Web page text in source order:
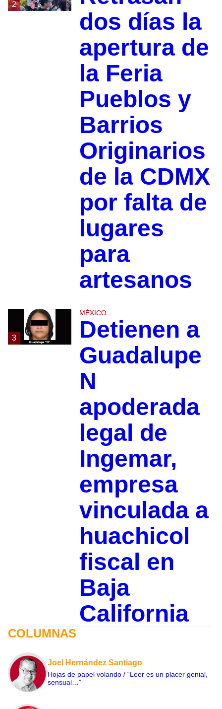
2
dos días la
apertura de
la Feria
Pueblos y
Barrios
Originarios
de la CDMX
por falta de
lugares
para
artesanos
3
MÉXICO
Detienen a
Guadalupe
N
apoderada
legal de
Ingemar,
empresa
vinculada a
huachicol
fiscal en
Baja
California
COLUMNAS
Joel Hernández Santiago
Hojas de papel volando / “Leer es un placer genial,
sensual…”